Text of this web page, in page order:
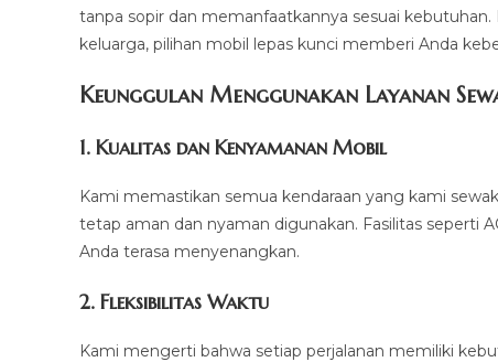
tanpa sopir dan memanfaatkannya sesuai kebutuhan.
keluarga, pilihan mobil lepas kunci memberi Anda
Keunggulan Menggunakan Layanan
1. Kualitas dan Kenyamanan Mobil
Kami memastikan semua kendaraan yang kami
tetap aman dan nyaman digunakan. Fasilitas seperti
Anda terasa menyenangkan.
2. Fleksibilitas Waktu
Kami mengerti bahwa setiap perjalanan memiliki